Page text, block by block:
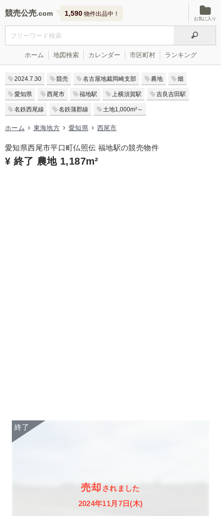
競売公売 1,590 物件出品中！
お気に入り
ホーム 地図検索 カレンダー 市区町村 ランキング
2024.7.30 競売 名古屋地裁岡崎支部 農地 畑
愛知県 西尾市 福地駅 上横須賀駅 吉良吉田駅
名鉄西尾線 名鉄蒲郡線 土地1,000m²～
ホーム 東海地方 愛知県 西尾市
愛知県西尾市平口町仏照伝 福地駅の競売物件
¥ 終了 農地 1,187m²
売却 されました
2024年11月7日(木)